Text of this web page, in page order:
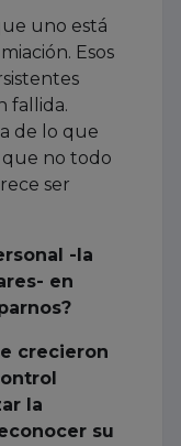
uno está
Esos
fallida.
de lo que
no todo
ser
-la
en
crecieron
la
su